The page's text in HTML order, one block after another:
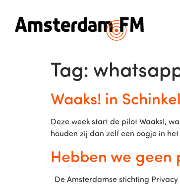
Tag:
Waaks! in
Deze week start de pilot Waaks!,
houden zij dan zelf een oogje in
Hebben we geen
De Amsterdamse stichting